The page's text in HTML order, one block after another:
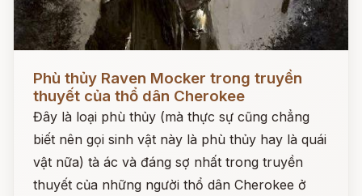
Phù thủy Raven Mocker trong truyền
thuyết của thổ dân Cherokee
Đây là loại phù thủy (mà thực sự cũng chẳng
biết nên gọi sinh vật này là phù thủy hay là quái
vật nữa) tà ác và đáng sợ nhất trong truyền
thuyết của những người thổ dân Cherokee ở